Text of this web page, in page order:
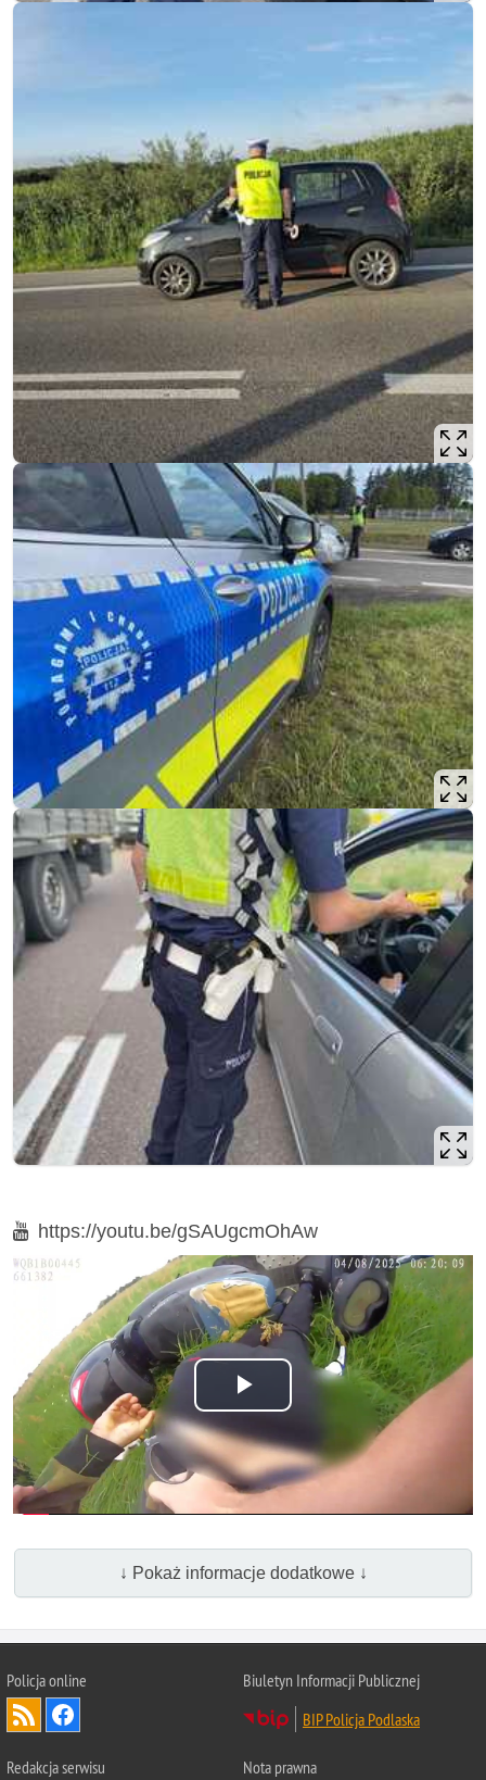
Film
https://youtu.be/gSAUgcmOhAw
Odtwórz
wideo
↓ Pokaż informacje dodatkowe ↓
Policja online
Biuletyn Informacji Publicznej
BIP Policja Podlaska
Redakcja serwisu Nota prawna